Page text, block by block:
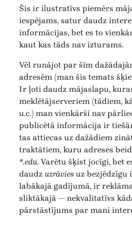
Šis ir ilustratīvs piemērs
iespējams, satur daudz
informācijas, bet es to
kaut kas tāds nav izturams.
Vēl runājot par šīm
adresēm (man šis temats
Ir ļoti daudz mājaslapu,
meklētājserveriem (tādiem,
u.c.) man vienkārši nav
publicētā informācija ir
tas attiecas uz dažādiem
traktātiem, kuru adreses
*.edu. Varētu šķist jocīgi, bet
daudz uzrāvies uz bezjēdzīgu
labākajā gadījumā, ir
sliktākajā — nekvalitatīvs
pārstāstījums par mani